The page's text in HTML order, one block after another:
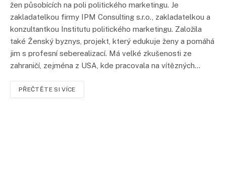
žen působících na poli politického marketingu. Je
zakladatelkou firmy IPM Consulting s.r.o., zakladatelkou a
konzultantkou Institutu politického marketingu. Založila
také Ženský byznys, projekt, který edukuje ženy a pomáhá
jim s profesní seberealizací. Má velké zkušenosti ze
zahraničí, zejména z USA, kde pracovala na vítězných…
PŘEČTĚTE SI VÍCE